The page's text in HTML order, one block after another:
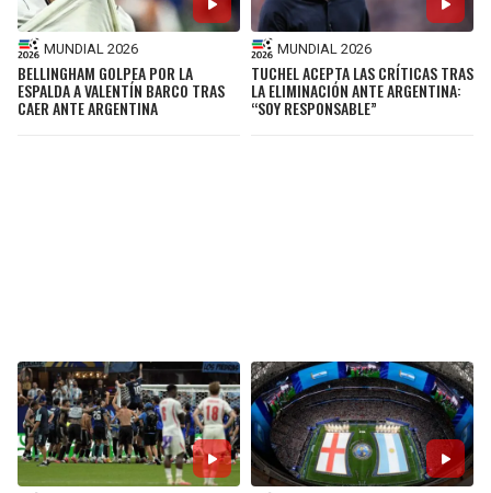
MUNDIAL 2026
BELLINGHAM GOLPEA POR LA
ESPALDA A VALENTÍN BARCO TRAS
CAER ANTE ARGENTINA
MUNDIAL 2026
TUCHEL ACEPTA LAS CRÍTICAS TRAS
LA ELIMINACIÓN ANTE ARGENTINA:
“SOY RESPONSABLE”